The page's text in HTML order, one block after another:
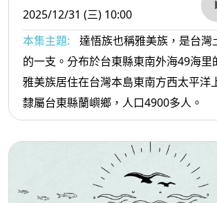
2025/12/31 (三) 10:00
本集主題:
達悟族也稱雅美族，是台灣
的一支。分布於台東縣東南外海49海里
雅美族居住在台灣本島東南方西太平洋
隸屬台東縣蘭嶼鄉，人口4900多人。